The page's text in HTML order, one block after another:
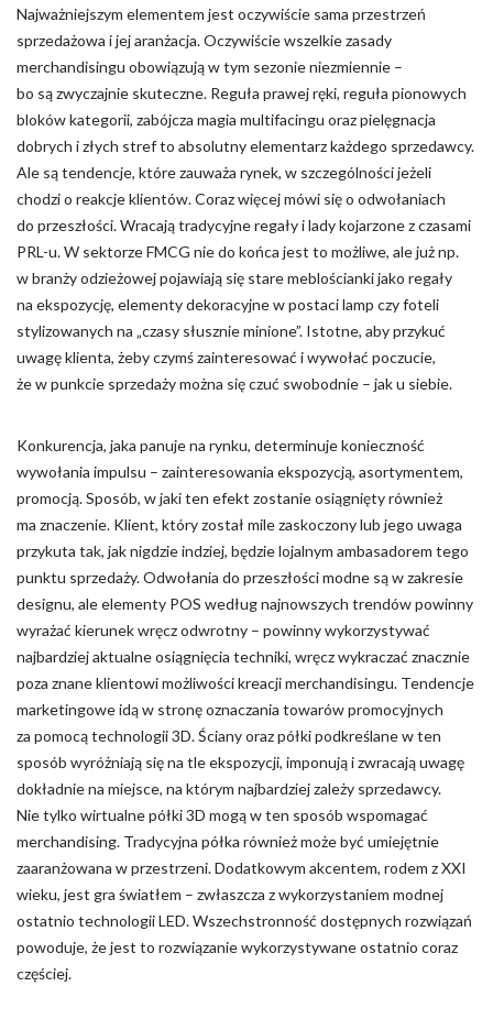
Najważniejszym elementem jest oczywiście sama przestrzeń
sprzedażowa i jej aranżacja. Oczywiście wszelkie zasady
merchandisingu obowiązują w tym sezonie niezmiennie –
bo są zwyczajnie skuteczne. Reguła prawej ręki, reguła pionowych
bloków kategorii, zabójcza magia multifacingu oraz pielęgnacja
dobrych i złych stref to absolutny elementarz każdego sprzedawcy.
Ale są tendencje, które zauważa rynek, w szczególności jeżeli
chodzi o reakcje klientów. Coraz więcej mówi się o odwołaniach
do przeszłości. Wracają tradycyjne regały i lady kojarzone z czasami
PRL-u. W sektorze FMCG nie do końca jest to możliwe, ale już np.
w branży odzieżowej pojawiają się stare meblościanki jako regały
na ekspozycję, elementy dekoracyjne w postaci lamp czy foteli
stylizowanych na „czasy słusznie minione”. Istotne, aby przykuć
uwagę klienta, żeby czymś zainteresować i wywołać poczucie,
że w punkcie sprzedaży można się czuć swobodnie – jak u siebie.
Konkurencja, jaka panuje na rynku, determinuje konieczność
wywołania impulsu – zainteresowania ekspozycją, asortymentem,
promocją. Sposób, w jaki ten efekt zostanie osiągnięty również
ma znaczenie. Klient, który został mile zaskoczony lub jego uwaga
przykuta tak, jak nigdzie indziej, będzie lojalnym ambasadorem tego
punktu sprzedaży. Odwołania do przeszłości modne są w zakresie
designu, ale elementy POS według najnowszych trendów powinny
wyrażać kierunek wręcz odwrotny – powinny wykorzystywać
najbardziej aktualne osiągnięcia techniki, wręcz wykraczać znacznie
poza znane klientowi możliwości kreacji merchandisingu. Tendencje
marketingowe idą w stronę oznaczania towarów promocyjnych
za pomocą technologii 3D. Ściany oraz półki podkreślane w ten
sposób wyróżniają się na tle ekspozycji, imponują i zwracają uwagę
dokładnie na miejsce, na którym najbardziej zależy sprzedawcy.
Nie tylko wirtualne półki 3D mogą w ten sposób wspomagać
merchandising. Tradycyjna półka również może być umiejętnie
zaaranżowana w przestrzeni. Dodatkowym akcentem, rodem z XXI
wieku, jest gra światłem – zwłaszcza z wykorzystaniem modnej
ostatnio technologii LED. Wszechstronność dostępnych rozwiązań
powoduje, że jest to rozwiązanie wykorzystywane ostatnio coraz
częściej.
Nieklasyfikowane
Nieklasyfikowane pliki cookie, to pliki, które są w procesie
klasyfikowania, wraz z dostawcami poszczególnych ciasteczek.
Odrzuć
Zapisz moje preferencje
Akceptuj wszystko